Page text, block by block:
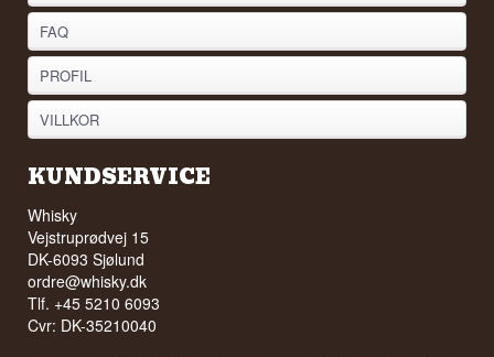
FAQ
PROFIL
VILLKOR
KUNDSERVICE
Whisky
Vejstruprødvej 15
DK-6093 Sjølund
ordre@whisky.dk
Tlf. +45 5210 6093
Cvr: DK-35210040